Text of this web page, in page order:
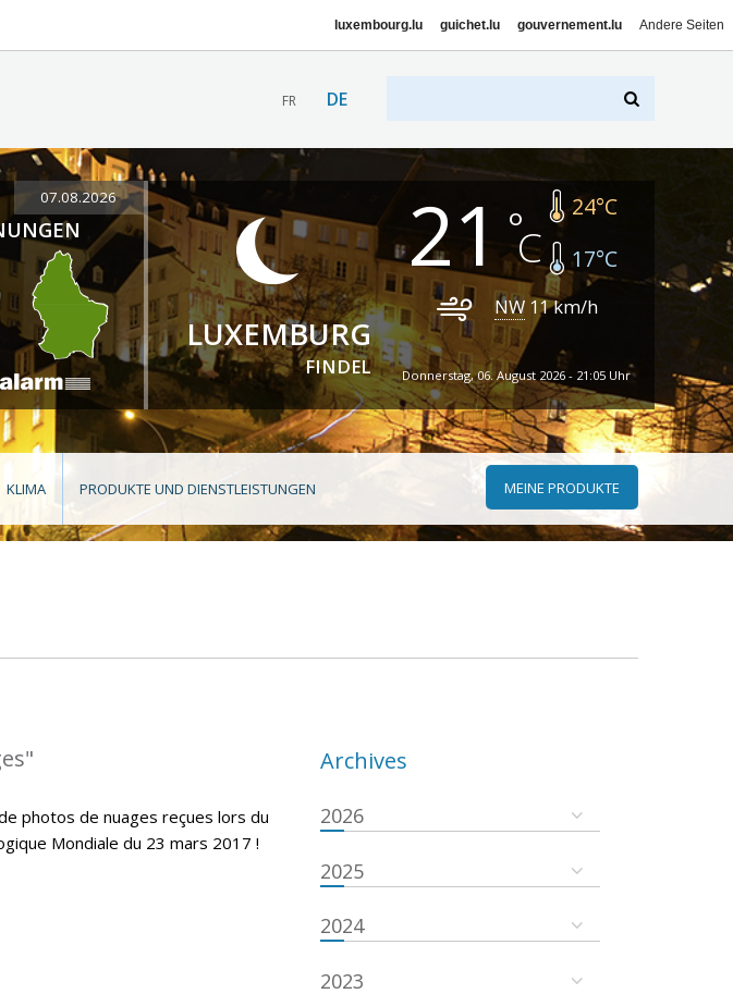
luxembourg.lu guichet.lu gouvernement.lu Andere Seiten
FR DE
07.08.2026
LUXEMBURG
FINDEL
21 24°C
17°C
NW 11km/h
Donnerstag, 06. August 2026 - 21:05 Uhr
KLIMA PRODUKTE UND DIENSTLEISTUNGEN MEINE PRODUKTE
photos de nuages reçues lors du
Mondiale du 23 mars 2017 !
Archives
2026
2025
2024
2023